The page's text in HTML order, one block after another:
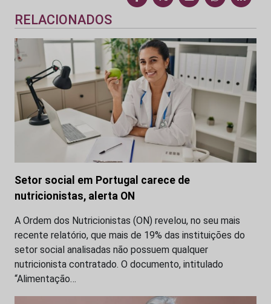
RELACIONADOS
Setor social em Portugal carece de
nutricionistas, alerta ON
A Ordem dos Nutricionistas (ON) revelou, no seu mais
recente relatório, que mais de 19% das instituições do
setor social analisadas não possuem qualquer
nutricionista contratado. O documento, intitulado
“Alimentação…